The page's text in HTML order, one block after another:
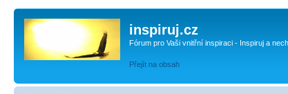
inspiruj.cz
Fórum pro Vaši vnitřní inspiraci - Inspiruj a
Přejít na obsah